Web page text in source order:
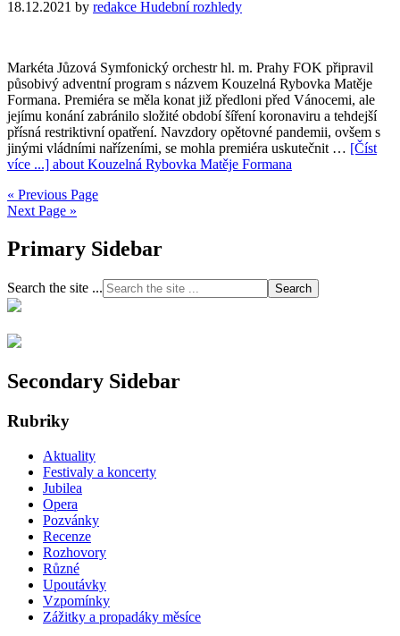
18.12.2021 by redakce Hudební rozhledy
Markéta Jůzová Symfonický orchestr hl. m. Prahy FOK připravil
působivý adventní program s názvem Kouzelná Rybovka Matěje
Formana. Premiéra se měla konat již předloni před Vánocemi, ale
jejímu konání zabránilo složité období šíření koronaviru a tehdejší
přísná restriktivní opatření. Navzdory opětovné pandemii, ovšem s
jinými vládními nařízeními, se mohla premiéra uskutečnit … [Číst
více ...] about Kouzelná Rybovka Matěje Formana
« Previous Page
Next Page »
Primary Sidebar
Search the site ...
Secondary Sidebar
Rubriky
Aktuality
Festivaly a koncerty
Jubilea
Opera
Pozvánky
Recenze
Rozhovory
Různé
Upoutávky
Vzpomínky
Zážitky a propadáky měsíce